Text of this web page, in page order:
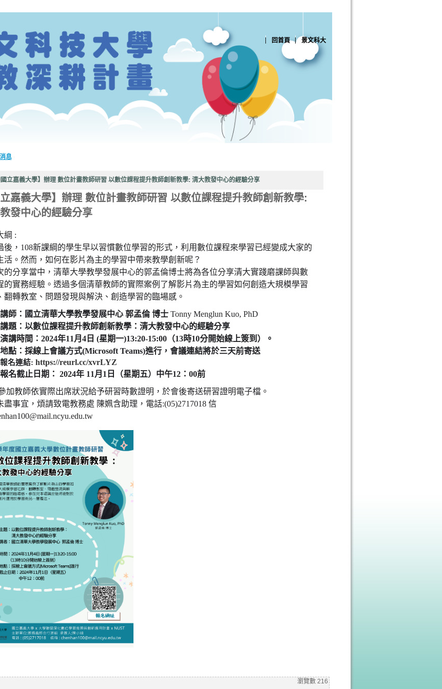
回首頁 景文科大
息
國立嘉義大學】辦理 數位計畫教師研習 以數位課程提升教師創新教學: 清大教發中心的經驗分享
立嘉義大學】辦理 數位計畫教師研習 以數位課程提升教師創新教學:
發中心的經驗分享
綱 :
後，108新課綱的學生早以習慣數位學習的形式，利用數位課程來學習已經變成大家的
活。然而，如何在影片為主的學習中帶來教學創新呢？
的分享當中，清華大學教學發展中心的郭孟倫博士將為各位分享清大實踐磨課師與數
的實務經驗。透過多個清華教師的實際案例了解影片為主的學習如何創造大規模學習
翻轉教室、問題發現與解決、創造學習的臨場感。
講師：國立清華大學教學發展中心 郭孟倫 博士 Tonny Menglun Kuo, PhD
講題：以數位課程提升教師創新教學：清大教發中心的經驗分享
演講時間：2024年11月4日 (星期一)13:20-15:00（13時10分開始線上簽到）。
地點：採線上會議方式(Microsoft Teams)進行，會議連結將於三天前寄送
報名連結: https://reurl.cc/xvrLYZ
報名截止日期： 2024年11月1日（星期五）中午12：00前
加教師依實際出席狀況給予研習時數證明，於會後寄送研習證明電子檔。
盡事宜，煩請致電教務處 陳姵含助理，電話:(05)2717018 信
瀏覽數 216